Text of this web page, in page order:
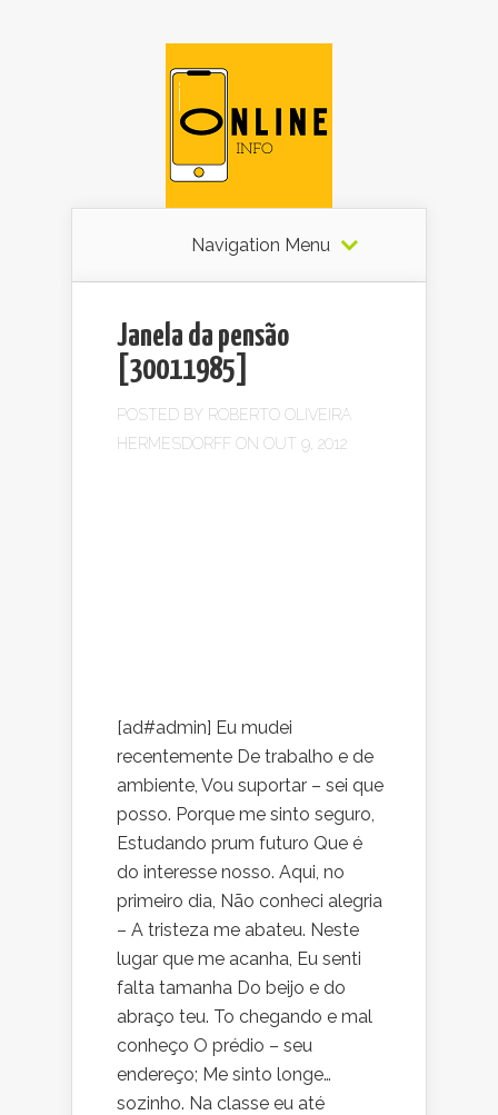
Navigation Menu
Janela da pensão
[30011985]
POSTED BY ROBERTO OLIVEIRA
HERMESDORFF ON OUT 9, 2012
[ad#admin] Eu mudei
recentemente De trabalho e de
ambiente, Vou suportar – sei que
posso. Porque me sinto seguro,
Estudando prum futuro Que é
do interesse nosso. Aqui, no
primeiro dia, Não conheci alegria
– A tristeza me abateu. Neste
lugar que me acanha, Eu senti
falta tamanha Do beijo e do
abraço teu. To chegando e mal
conheço O prédio – seu
endereço; Me sinto longe…
sozinho. Na classe eu até